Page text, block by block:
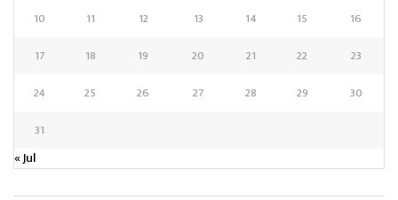
10
11 12 13 14 15
16
17
18 19 20 21 22
23
24
25 26 27 28 29
30
31
« Jul